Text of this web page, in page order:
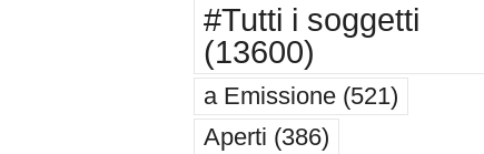
#Tutti i soggetti
(13600)
a Emissione(521)
Aperti (386)